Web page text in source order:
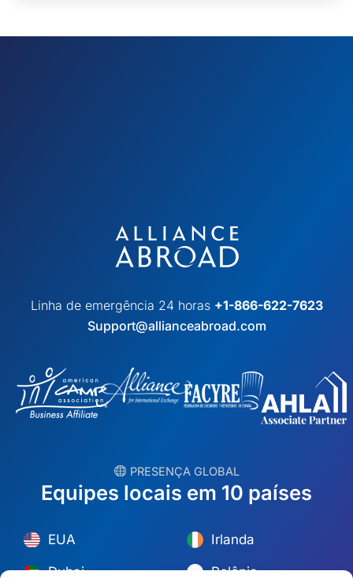
Linha de emergência 24 horas +1-866-622-7623
Support@allianceabroad.com
︎ PRESENÇA GLOBAL
Equipes locais em 10 países
EUA
Dubai
Irlanda
Polônia